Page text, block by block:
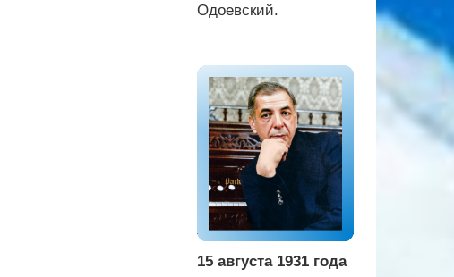
Одоевский.
15 августа 1931 года